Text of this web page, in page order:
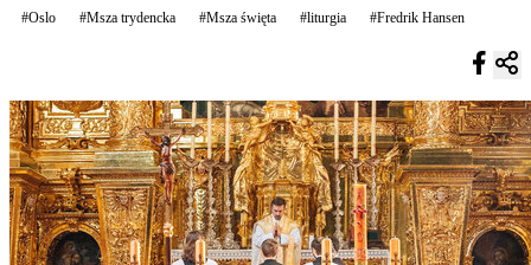
#Oslo #Msza trydencka #Msza święta #liturgia #Fredrik Hansen